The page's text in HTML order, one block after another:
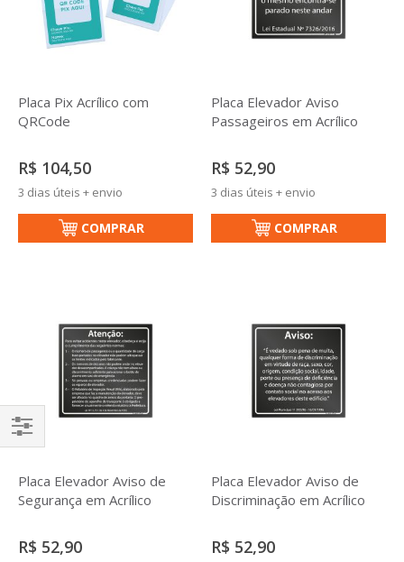
Placa Pix Acrílico com
QRCode
R$ 104,50
3 dias úteis + envio
COMPRAR
Placa Elevador Aviso
Passageiros em Acrílico
R$ 52,90
3 dias úteis + envio
COMPRAR
Placa Elevador Aviso de
Segurança em Acrílico
R$ 52,90
Placa Elevador Aviso de
Discriminação em Acrílico
R$ 52,90
Filtrar